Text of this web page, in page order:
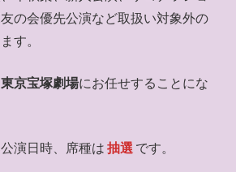
の会優先公演など取扱い対象外の
す。
東京宝塚劇場にお任せすることにな
演日時、席種は 抽選 です。